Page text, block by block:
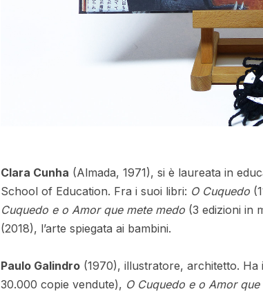
Clara Cunha (Almada, 1971), si è laureata in
School of Education. Fra i suoi libri: O Cuquedo
Cuquedo e o Amor que mete medo (3 edizioni in
(2018), l’arte spiegata ai bambini.
Paulo Galindro (1970), illustratore, architetto. Ha
30.000 copie vendute), O Cuquedo e o Amor